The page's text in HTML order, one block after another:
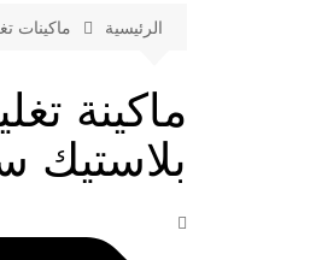
الرئيسية ماكينات
ماكينة
بلاستيك